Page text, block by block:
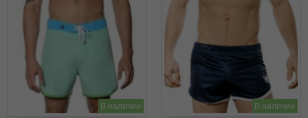
В наличии В наличии